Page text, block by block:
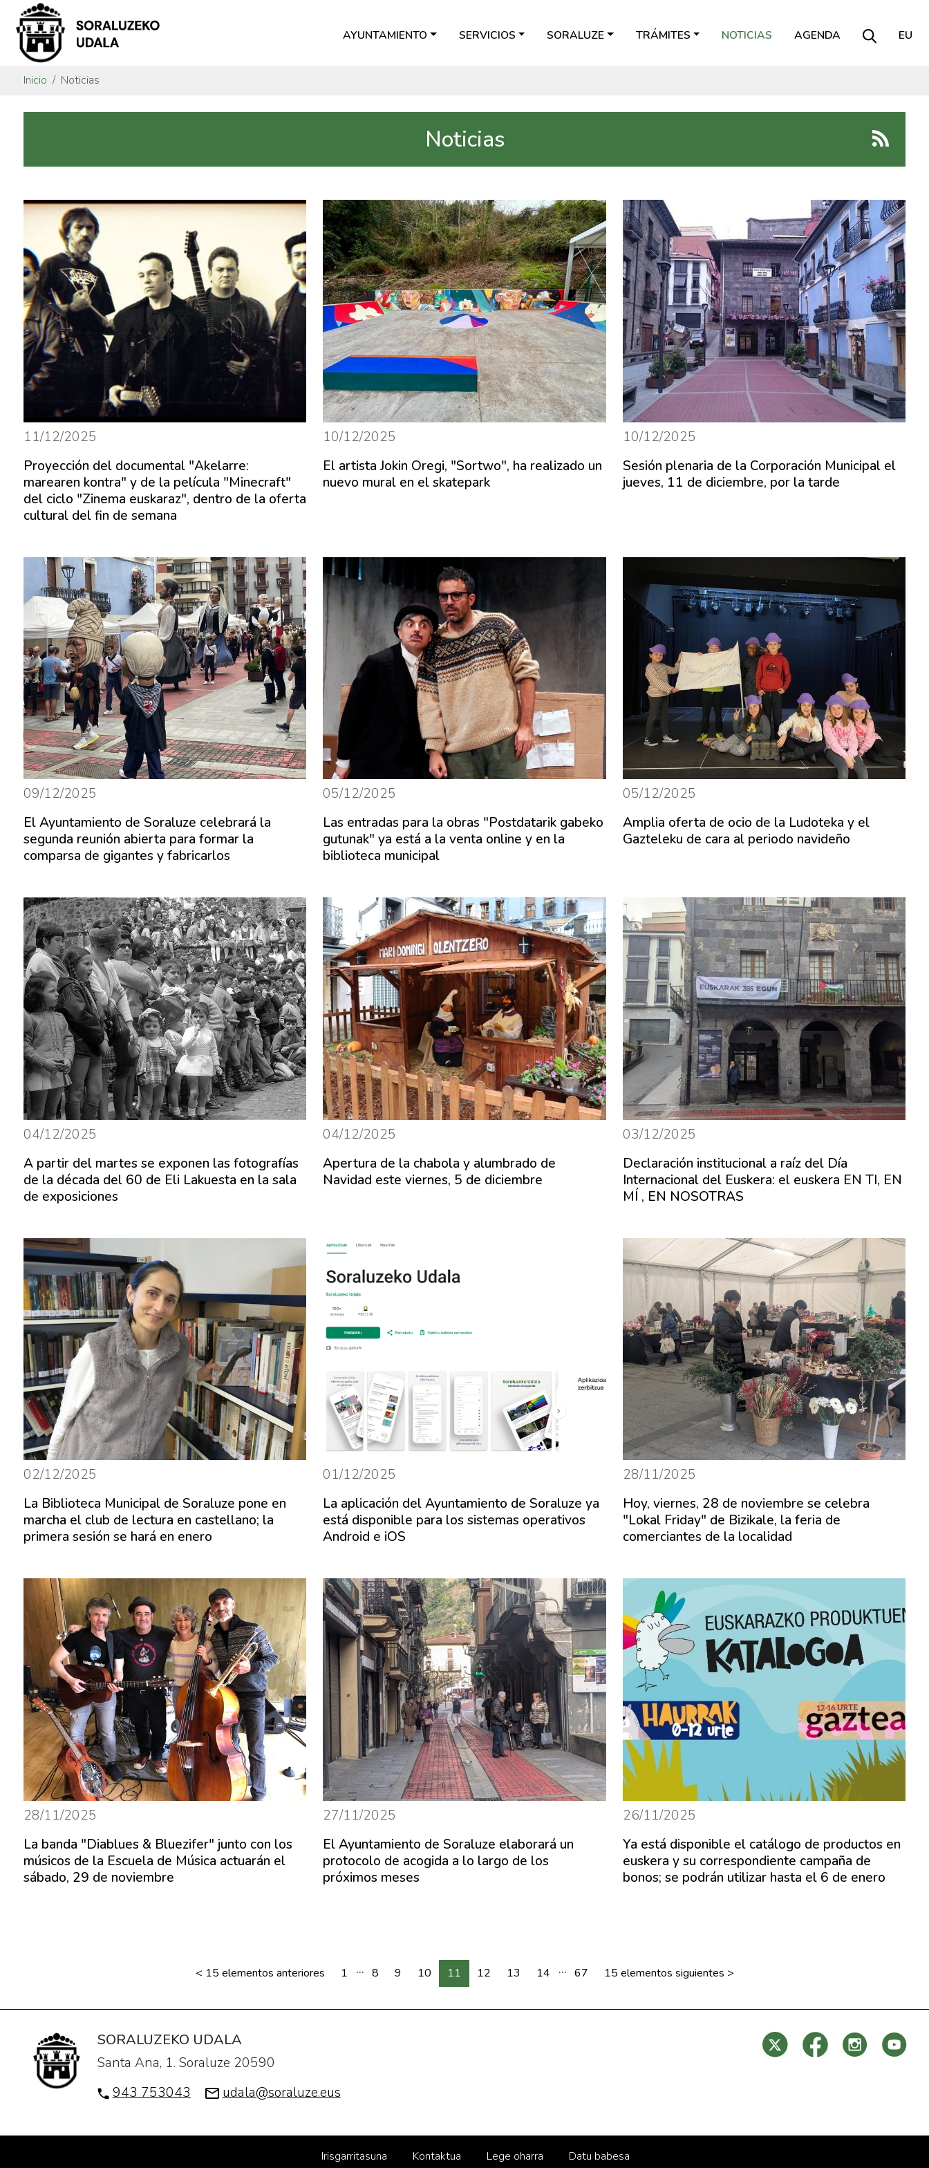
AYUNTAMIENTO SERVICIOS SORALUZE TRÁMITES NOTICIAS AGENDA EU
Inicio Noticias
Noticias
11/12/2025
Proyección del documental "Akelarre:
marearen kontra" y de la película "Minecraft"
del ciclo "Zinema euskaraz", dentro de la oferta
cultural del fin de semana
10/12/2025
El artista Jokin Oregi, "Sortwo", ha realizado un
nuevo mural en el skatepark
10/12/2025
Sesión plenaria de la Corporación Municipal el
jueves, 11 de diciembre, por la tarde
09/12/2025
El Ayuntamiento de Soraluze celebrará la
segunda reunión abierta para formar la
comparsa de gigantes y fabricarlos
05/12/2025
Las entradas para la obras "Postdatarik gabeko
gutunak" ya está a la venta online y en la
biblioteca municipal
05/12/2025
Amplia oferta de ocio de la Ludoteka y el
Gazteleku de cara al periodo navideño
04/12/2025
A partir del martes se exponen las fotografías
de la década del 60 de Eli Lakuesta en la sala
de exposiciones
04/12/2025
Apertura de la chabola y alumbrado de
Navidad este viernes, 5 de diciembre
03/12/2025
Declaración institucional a raíz del Día
Internacional del Euskera: el euskera EN TI, EN
MÍ , EN NOSOTRAS
02/12/2025
La Biblioteca Municipal de Soraluze pone en
marcha el club de lectura en castellano; la
primera sesión se hará en enero
01/12/2025
La aplicación del Ayuntamiento de Soraluze ya
está disponible para los sistemas operativos
Android e iOS
28/11/2025
Hoy, viernes, 28 de noviembre se celebra
"Lokal Friday" de Bizikale, la feria de
comerciantes de la localidad
28/11/2025
La banda "Diablues & Bluezifer" junto con los
músicos de la Escuela de Música actuarán el
sábado, 29 de noviembre
27/11/2025
El Ayuntamiento de Soraluze elaborará un
protocolo de acogida a lo largo de los
próximos meses
26/11/2025
Ya está disponible el catálogo de productos en
euskera y su correspondiente campaña de
bonos; se podrán utilizar hasta el 6 de enero
< 15 elementos anteriores 1 ... 8 9 10 11 12 13 14 ... 67 15 elementos siguientes >
SORALUZEKO UDALA
Santa Ana, 1. Soraluze 20590
943 753043
udala@soraluze.eus
Irisgarritasuna Kontaktua Lege oharra Datu babesa